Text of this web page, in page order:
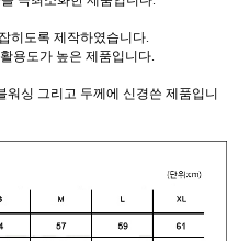
히도록 제작하였습니다.
용도가 높은 제품입니다.
싱 그리고 두께에 신경쓴 제품입니